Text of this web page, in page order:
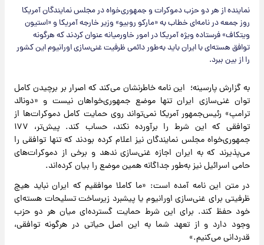
نماینده از هر دو حزب دموکرات و جمهوری‌خواه در مجلس نمایندگان آمریکا
روز جمعه در نامه‌ای خطاب به «مارکو روبیو» وزیر خارجه آمریکا و «استیون
ویتکاف» فرستاده ویژه آمریکا در امور خاورمیانه عنوان کردند که هرگونه
توافق هسته‌ای با ایران باید به‌طور دائمی ظرفیت غنی‌سازی اورانیوم این کشور
را از بین ببرد.
به گزارش پارسینه؛ این نامه خاطرنشان می‌کند که اصرار بر برچیدن کامل
توان غنی‌سازی ایران تنها موضع جمهوری‌خواهان نیست و «دونالد
ترامپ» رئیس‌جمهور آمریکا نمی‌تواند روی حمایت کامل دموکرات‌ها از
توافقی که این شرط را برآورده نکند، حساب کند. پیش‌تر، ۱۷۷
جمهوری‌خواه مجلس نمایندگان نیز اعلام کرده بودند که تنها توافقی را
می‌پذیرند که به ایران اجازه غنی‌سازی ندهد و برخی از دموکرات‌های
حامی اسرائیل نیز به‌طور جداگانه همین موضع را بیان کرده‌اند.
در متن این نامه آمده است: «ما کاملا موافقیم که ایران نباید هیچ
ظرفیتی برای غنی‌سازی اورانیوم یا پیشبرد زیرساخت تسلیحات هسته‌ای
خود حفظ کند. برای این شرط حمایت گسترده‌ای میان هر دو حزب
وجود دارد و از تعهد شما به این اصل حیاتی در هرگونه توافقی،
قدردانی می‌کنیم.»